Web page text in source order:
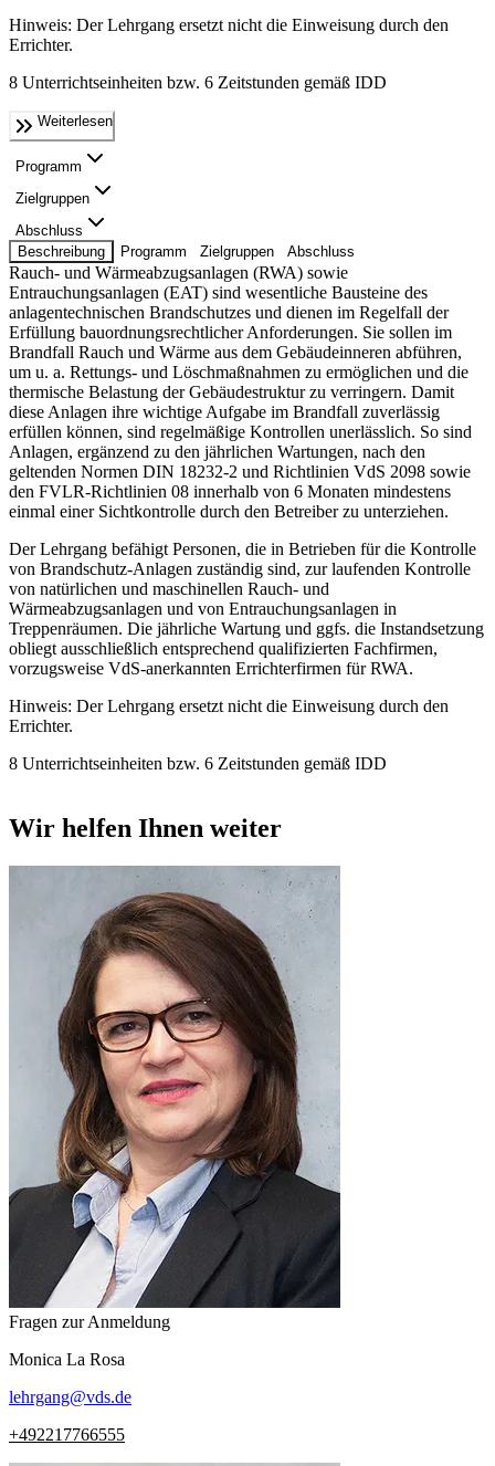
Hinweis: Der Lehrgang ersetzt nicht die Einweisung durch den
Errichter.
8 Unterrichtseinheiten bzw. 6 Zeitstunden gemäß IDD
Weiterlesen
Programm
Zielgruppen
Abschluss
Beschreibung
Programm Zielgruppen Abschluss
Rauch- und Wärmeabzugsanlagen (RWA) sowie
Entrauchungsanlagen (EAT) sind wesentliche Bausteine des
anlagentechnischen Brandschutzes und dienen im Regelfall der
Erfüllung bauordnungsrechtlicher Anforderungen. Sie sollen im
Brandfall Rauch und Wärme aus dem Gebäudeinneren abführen,
um u. a. Rettungs- und Löschmaßnahmen zu ermöglichen und die
thermische Belastung der Gebäudestruktur zu verringern. Damit
diese Anlagen ihre wichtige Aufgabe im Brandfall zuverlässig
erfüllen können, sind regelmäßige Kontrollen unerlässlich. So sind
Anlagen, ergänzend zu den jährlichen Wartungen, nach den
geltenden Normen DIN 18232-2 und Richtlinien VdS 2098 sowie
den FVLR-Richtlinien 08 innerhalb von 6 Monaten mindestens
einmal einer Sichtkontrolle durch den Betreiber zu unterziehen.
Der Lehrgang befähigt Personen, die in Betrieben für die Kontrolle
von Brandschutz-Anlagen zuständig sind, zur laufenden Kontrolle
von natürlichen und maschinellen Rauch- und
Wärmeabzugsanlagen und von Entrauchungsanlagen in
Treppenräumen. Die jährliche Wartung und ggfs. die Instandsetzung
obliegt ausschließlich entsprechend qualifizierten Fachfirmen,
vorzugsweise VdS-anerkannten Errichterfirmen für RWA.
Hinweis: Der Lehrgang ersetzt nicht die Einweisung durch den
Errichter.
8 Unterrichtseinheiten bzw. 6 Zeitstunden gemäß IDD
Wir helfen Ihnen weiter
Fragen zur Anmeldung
Monica La Rosa
lehrgang@vds.de
+492217766555